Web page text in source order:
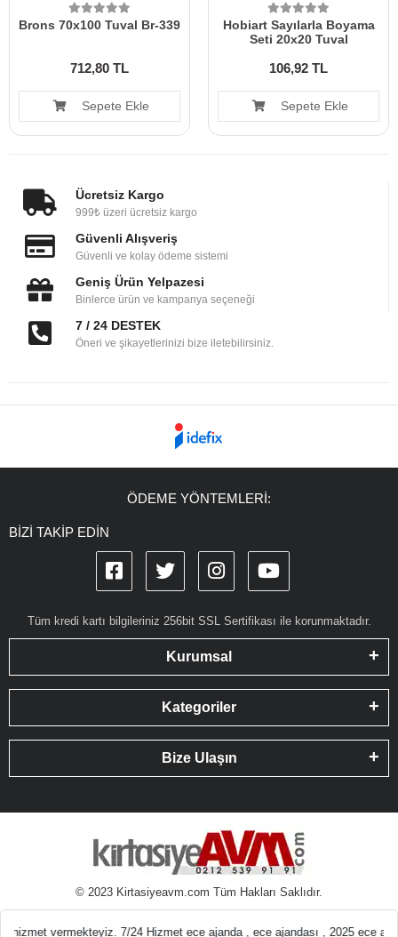
Brons 70x100 Tuval Br-339
712,80 TL
Sepete Ekle
Hobiart Sayılarla Boyama
Seti 20x20 Tuval
106,92 TL
Sepete Ekle
Ücretsiz Kargo
999₺ üzeri ücretsiz kargo
Güvenli Alışveriş
Güvenli ve kolay ödeme sistemi
Geniş Ürün Yelpazesi
Binlerce ürün ve kampanya seçeneği
7 / 24 DESTEK
Öneri ve şikayetlerinizi bize iletebilirsiniz.
ÖDEME YÖNTEMLERİ:
BİZİ TAKİP EDİN
Tüm kredi kartı bilgileriniz 256bit SSL Sertifikası ile korunmaktadır.
Kurumsal
Kategoriler
Bize Ulaşın
© 2023 Kirtasiyeavm.com Tüm Hakları Saklıdır.
En ucuz